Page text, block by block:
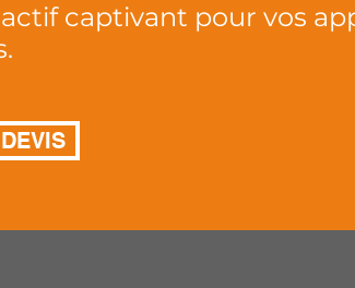
captivant pour vos